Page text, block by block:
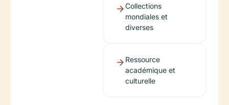
Collections
mondiales et
diverses
Ressource
académique et
culturelle